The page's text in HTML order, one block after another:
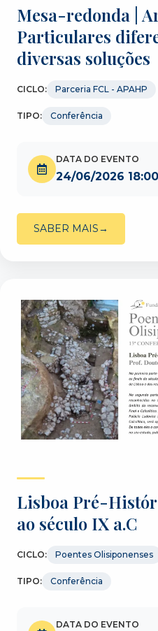
Mesa-redonda |
Particulares
diversas soluções
CICLO: Parceria FCL - APAHP
TIPO: Conferência
DATA DO EVENTO
24/06/2026 18:00
SABER MAIS
Lisboa Pré-
ao século IX a.C
CICLO: Poentes Olisiponenses
TIPO: Conferência
DATA DO EVENTO